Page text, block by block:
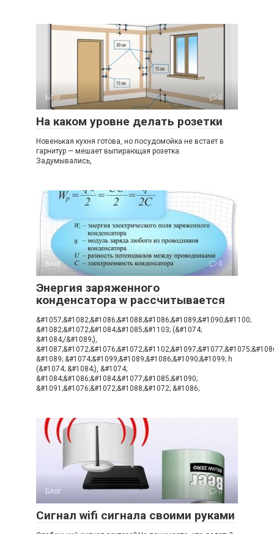
Блог 0
На каком уровне делать розетки
Новенькая кухня готова, но посудомойка не встает в
гарнитур — мешает выпирающая розетка.
Задумывались,
Блог 0
Энергия заряженного
конденсатора w рассчитывается
&#1057;&#1082;&#1086;&#1088;&#1086;&#1089;&#1090;&#1100;
&#1082;&#1072;&#1084;&#1085;&#1103; (&#1074;
&#1084;/&#1089;),
&#1089; &#1074;&#1099;&#1089;&#1086;&#1090;&#1099; h
(&#1074; &#1084;), &#1074;
&#1084;&#1086;&#1084;&#1077;&#1085;&#1090;
&#1091;&#1076;&#1072;&#1088;&#1072; &#1086;
Блог 0
Сигнал wifi сигнала своими руками